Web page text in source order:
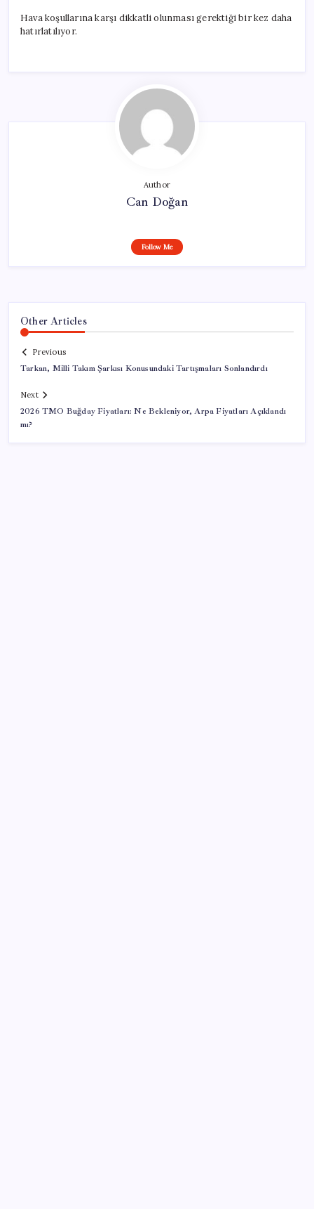
Hava koşullarına karşı dikkatli olunması gerektiği bir kez daha
hatırlatılıyor.
Author
Can Doğan
Follow Me
Other Articles
Previous
Tarkan, Milli Takım Şarkısı Konusundaki Tartışmaları Sonlandırdı
Next
2026 TMO Buğday Fiyatları: Ne Bekleniyor, Arpa Fiyatları Açıklandı
mı?